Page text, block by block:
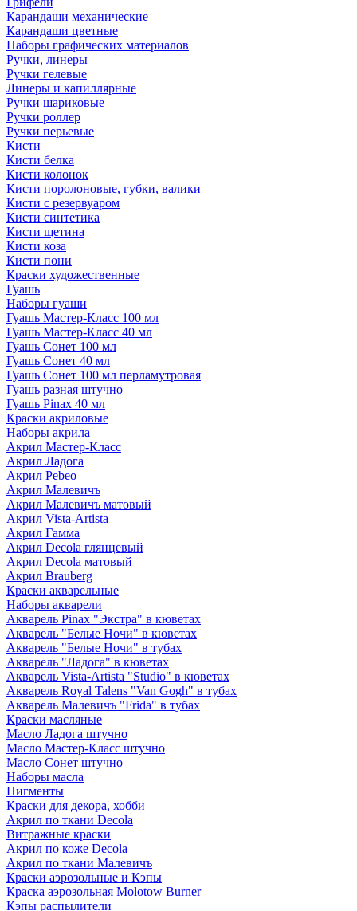
Карандаши механические
Карандаши цветные
Наборы графических материалов
Ручки, линеры
Ручки гелевые
Линеры и капиллярные
Ручки шариковые
Ручки роллер
Ручки перьевые
Кисти
Кисти белка
Кисти колонок
Кисти поролоновые, губки, валики
Кисти с резервуаром
Кисти синтетика
Кисти щетина
Кисти коза
Кисти пони
Краски художественные
Гуашь
Наборы гуаши
Гуашь Мастер-Класс 100 мл
Гуашь Мастер-Класс 40 мл
Гуашь Сонет 100 мл
Гуашь Сонет 40 мл
Гуашь Сонет 100 мл перламутровая
Гуашь разная штучно
Гуашь Pinax 40 мл
Краски акриловые
Наборы акрила
Акрил Мастер-Класс
Акрил Ладога
Акрил Pebeo
Акрил Малевичъ
Акрил Малевичъ матовый
Акрил Vista-Artista
Акрил Гамма
Акрил Decola глянцевый
Акрил Decola матовый
Акрил Brauberg
Краски акварельные
Наборы акварели
Акварель Pinax "Экстра" в кюветах
Акварель "Белые Ночи" в кюветах
Акварель "Белые Ночи" в тубах
Акварель "Ладога" в кюветах
Акварель Vista-Artista "Studio" в кюветах
Акварель Royal Talens "Van Gogh" в тубах
Акварель Малевичъ "Frida" в тубах
Краски масляные
Масло Ладога штучно
Масло Мастер-Класс штучно
Масло Сонет штучно
Наборы масла
Пигменты
Краски для декора, хобби
Акрил по ткани Decola
Витражные краски
Акрил по коже Decola
Акрил по ткани Малевичъ
Краски аэрозольные и Кэпы
Краска аэрозольная Molotow Burner
Кэпы распылители